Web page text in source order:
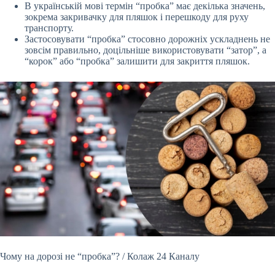
В українській мові термін “пробка” має декілька значень,
зокрема закривачку для пляшок і перешкоду для руху
транспорту.
Застосовувати “пробка” стосовно дорожніх ускладнень не
зовсім правильно, доцільніше використовувати “затор”, а
“корок” або “пробка” залишити для закриття пляшок.
Чому на дорозі не “пробка”? / Колаж 24 Каналу